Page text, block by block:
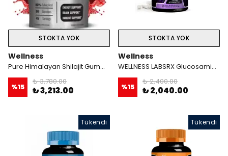
STOKTA YOK
Wellness
Pure Himalayan Shilajit Gummies 90 Gummy
%15
₺ 3,780.00
₺ 3,213.00
STOKTA YOK
Wellness
WELLNESS LABSRX Glucosamine Chondroitin MSM - 4000mg 120 Tablet
%15
₺ 2,400.00
₺ 2,040.00
Tükendi Tükendi